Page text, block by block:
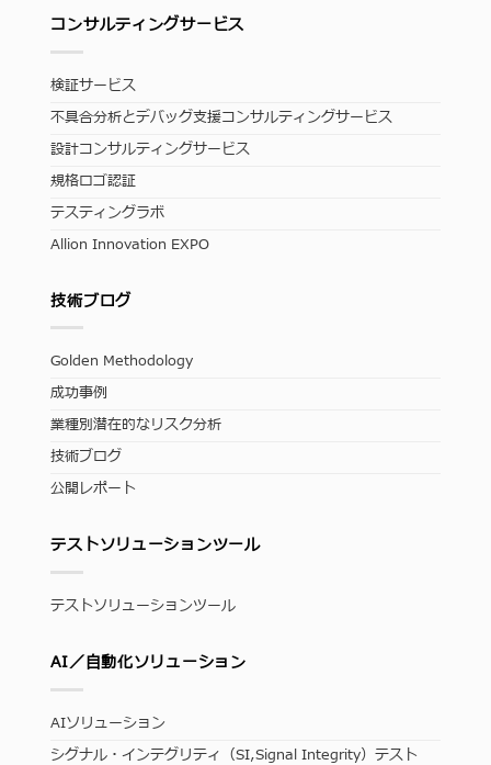
コンサルティングサービス
検証サービス
不具合分析とデバッグ支援コンサルティングサービス
設計コンサルティングサービス
規格ロゴ認証
テスティングラボ
Allion Innovation EXPO
技術ブログ
Golden Methodology
成功事例
業種別潜在的なリスク分析
技術ブログ
公開レポート
テストソリューションツール
テストソリューションツール
AI／自動化ソリューション
AIソリューション
シグナル・インテグリティ（SI,Signal Integrity）テスト